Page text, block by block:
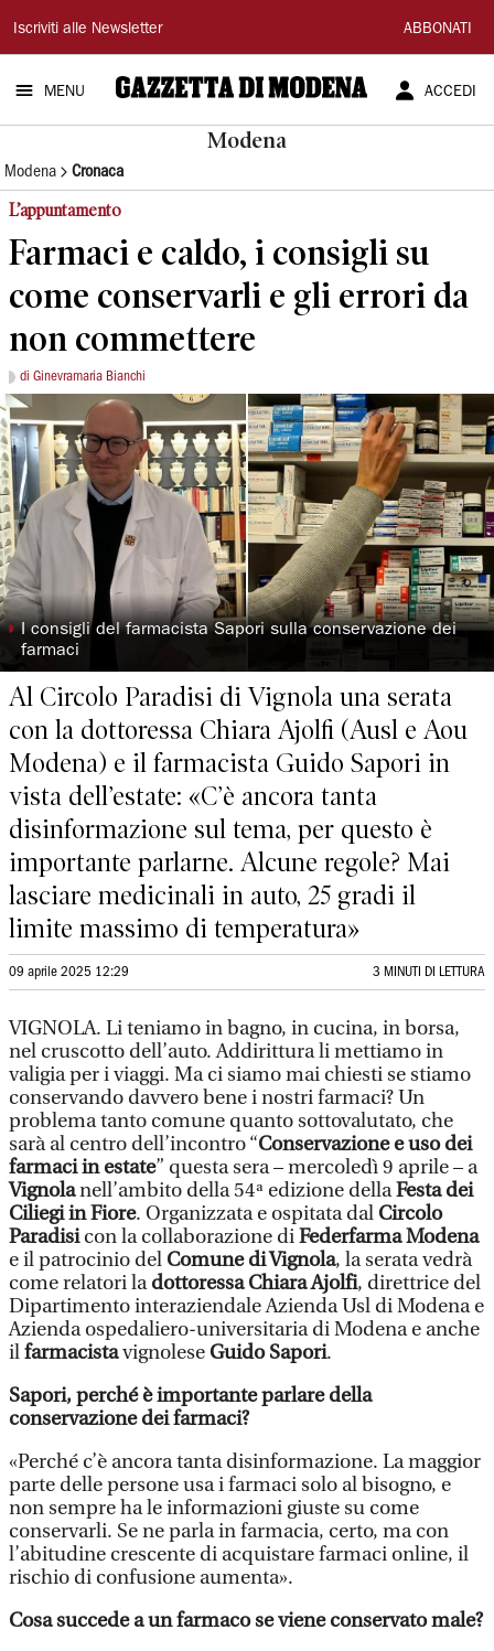
Gazzetta
di
Modena
Iscriviti alle Newsletter ABBONATI
MENU ACCEDI
Modena
Modena Cronaca
L’appuntamento
Farmaci e caldo, i consigli su
come conservarli e gli errori da
non commettere
di Ginevramaria Bianchi
◗I consigli del farmacista Sapori sulla conservazione dei
farmaci
Al Circolo Paradisi di Vignola una serata
con la dottoressa Chiara Ajolfi (Ausl e Aou
Modena) e il farmacista Guido Sapori in
vista dell’estate: «C’è ancora tanta
disinformazione sul tema, per questo è
importante parlarne. Alcune regole? Mai
lasciare medicinali in auto, 25 gradi il
limite massimo di temperatura»
09 aprile 2025 12:29 3 MINUTI DI LETTURA
VIGNOLA. Li teniamo in bagno, in cucina, in borsa,
nel cruscotto dell’auto. Addirittura li mettiamo in
valigia per i viaggi. Ma ci siamo mai chiesti se stiamo
conservando davvero bene i nostri farmaci? Un
problema tanto comune quanto sottovalutato, che
sarà al centro dell’incontro “Conservazione e uso dei
farmaci in estate” questa sera – mercoledì 9 aprile – a
Vignolanell’ambito della 54ª edizione dellaFesta dei
Ciliegi in Fiore. Organizzata e ospitata dal Circolo
Paradisicon la collaborazione diFederfarma Modena
e il patrocinio del Comune di Vignola, la serata vedrà
come relatori ladottoressa Chiara Ajolfi, direttrice del
Dipartimento interaziendale Azienda Usl di Modena e
Azienda ospedaliero-universitaria di Modena e anche
ilfarmacistavignoleseGuido Sapori.
Sapori, perché è importante parlare della
conservazione dei farmaci?
«Perché c’è ancora tanta disinformazione. La maggior
parte delle persone usa i farmaci solo al bisogno, e
non sempre ha le informazioni giuste su come
conservarli. Se ne parla in farmacia, certo, ma con
l’abitudine crescente di acquistare farmaci online, il
rischio di confusione aumenta».
Cosa succede a un farmaco se viene conservato male?